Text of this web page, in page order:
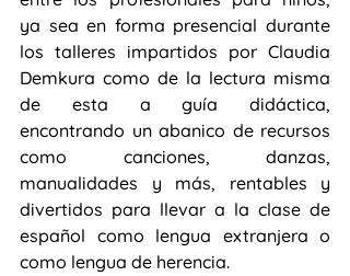
ya sea en forma presencial durante
los talleres impartidos por Claudia
Demkura como de la lectura misma
de esta a guía didáctica,
encontrando un abanico de recursos
como canciones, danzas,
manualidades y más, rentables y
divertidos para llevar a la clase de
español como lengua extranjera o
como lengua de herencia.